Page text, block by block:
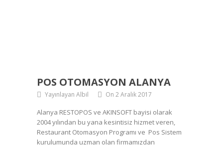
POS OTOMASYON ALANYA
Yayınlayan Albil On 2 Aralık 2017
Alanya RESTOPOS ve AKINSOFT bayisi olarak
2004 yılından bu yana kesintisiz hizmet veren,
Restaurant Otomasyon Programı ve Pos Sistem
kurulumunda uzman olan firmamızdan